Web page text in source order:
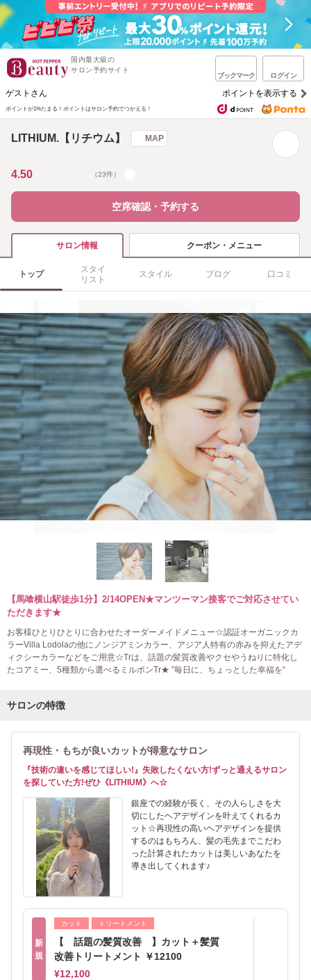
国内最大級の
サロン予約サイト
ブックマーク ログイン
ゲストさん ポイントを表示する
ポイントが1%たまる！ ポイントはサロン予約でつかえる！
LITHIUM.【リチウム】 MAP
4.50 （23件）
空席確認・予約する
サロン情報 クーポン・メニュー
トップ
スタイ
リスト
スタイル ブログ 口コミ
【馬喰横山駅徒歩1分】2/14OPEN★マンツーマン接客でご対応させてい
ただきます★
お客様ひとりひとりに合わせたオーダーメイドメニュー☆認証オーガニックカ
ラーVilla Lodolaの他にノンジアミンカラー、アジア人特有の赤みを抑えたアデ
ィクシーカラーなどをご用意☆Trは、話題の髪質改善やクセやうねりに特化し
たコアミー、5種類から選べるミルボンTr★ ”毎日に、ちょっとした幸福を“
サロンの特徴
再現性・もちが良いカットが得意なサロン
『技術の違いを感じてほしい!』失敗したくない方!ずっと通えるサロン
を探していた方!ぜひ《LITHIUM》へ☆
銀座での経験が長く、その人らしさを大
切にしたヘアデザインを叶えてくれるカ
ット☆再現性の高いヘアデザインを提供
するのはもちろん、髪の毛先までこだわ
った計算されたカットは美しいあなたを
導き出してくれます♪
新
規
カット トリートメント
【 話題の髪質改善 】カット＋髪質
改善トリートメント ￥12100
¥12,100